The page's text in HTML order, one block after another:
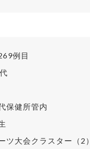
例目
保健所管内
ツ大会クラスター（2）